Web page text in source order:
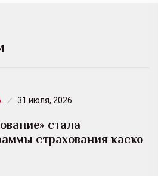
31 июля, 2026
стала
страхования каско